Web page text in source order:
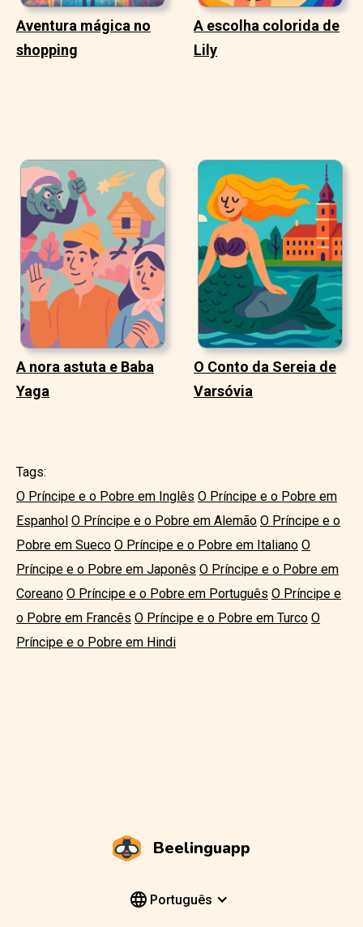
Aventura mágica no
shopping
A escolha colorida de
Lily
A nora astuta e Baba
Yaga
O Conto da Sereia de
Varsóvia
Tags:
O Príncipe e o Pobre em Inglês O Príncipe e o Pobre em
Espanhol O Príncipe e o Pobre em Alemão O Príncipe e o
Pobre em Sueco O Príncipe e o Pobre em Italiano O
Príncipe e o Pobre em Japonês O Príncipe e o Pobre em
Coreano O Príncipe e o Pobre em Português O Príncipe e
o Pobre em Francês O Príncipe e o Pobre em Turco O
Príncipe e o Pobre em Hindi
Beelinguapp
Português